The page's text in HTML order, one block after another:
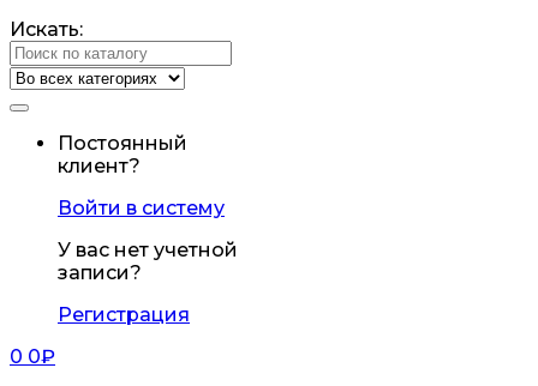
Искать:
Постоянный
клиент?
Войти в систему
У вас нет учетной
записи?
Регистрация
0 0₽